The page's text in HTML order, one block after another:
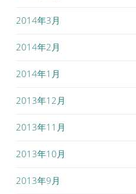
2014年3月
2014年2月
2014年1月
2013年12月
2013年11月
2013年10月
2013年9月